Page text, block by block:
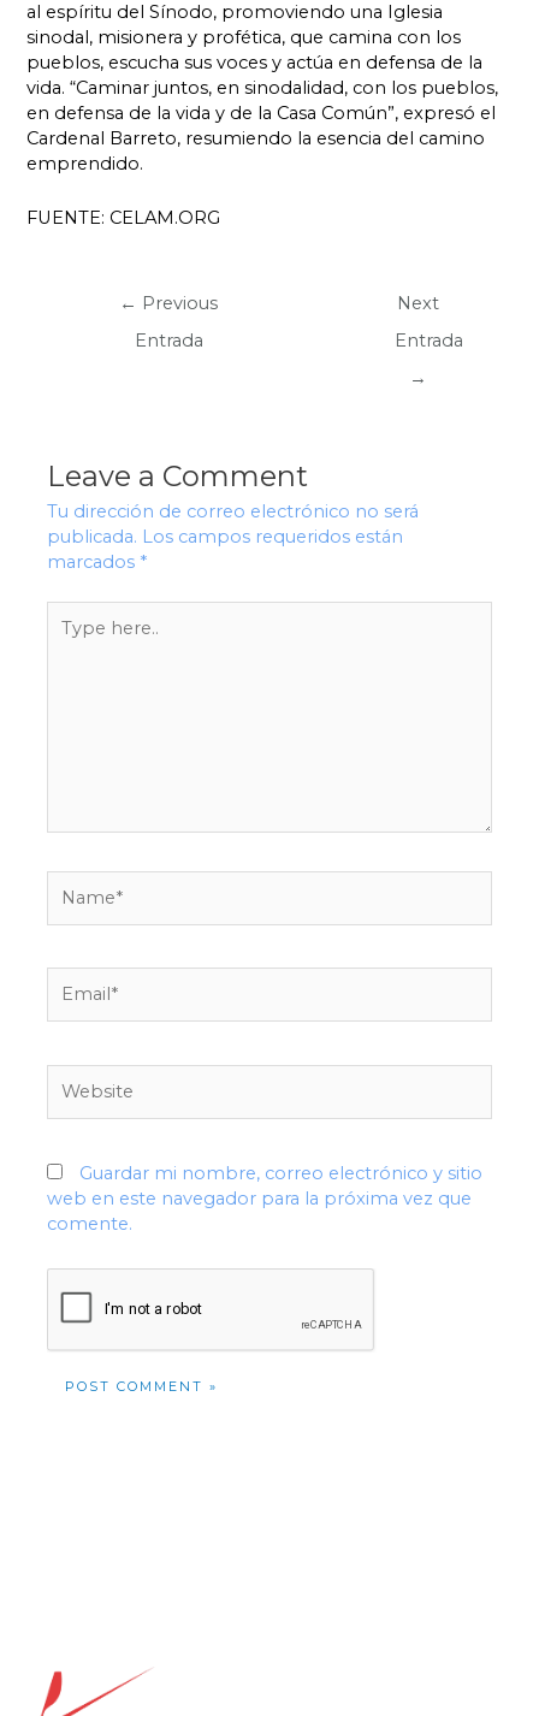
al espíritu del Sínodo, promoviendo una Iglesia
sinodal, misionera y profética, que camina con los
pueblos, escucha sus voces y actúa en defensa de la
vida. “Caminar juntos, en sinodalidad, con los pueblos,
en defensa de la vida y de la Casa Común”, expresó el
Cardenal Barreto, resumiendo la esencia del camino
emprendido.
FUENTE: CELAM.ORG
← Previous
Entrada
Next
Entrada
→
Leave a Comment
Tu dirección de correo electrónico no será
publicada. Los campos requeridos están
marcados *
here..
Guardar mi nombre, correo electrónico y sitio
web en este navegador para la próxima vez que
comente.